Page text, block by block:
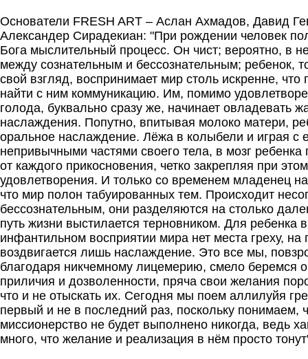
Основатели FRESH ART – Аслан Ахмадов, Давид
Александер Сирадекиан: "При рождении человек
Бога мыслительный процесс. Он чист; вероятно, в
между сознательным и бессознательным; ребенок,
свой взгляд, воспринимает мир столь искренне, что
найти с ним коммуникацию. Им, помимо
голода, буквально сразу же, начинает овладевать
наслаждения. Попутно, впитывая молоко матери,
оральное наслаждение. Лёжа в колыбели и играя с
непривычными частями своего тела, в мозг ребенка
от каждого прикосновения, четко закрепляя при
удовлетворения. И только со временем младенец
что мир полон табуированных тем. Происходит
бессознательным, они разделяются на столько
путь жизни выстилается терновником. Для ребенка
инфантильном восприятии мира нет места греху, на
воздвигается лишь наслаждение. Это все мы,
благодаря никчемному лицемерию, смело беремся
приличия и дозволенности, пряча свои желания
что и не отыскать их. Сегодня мы поем аллилуйя
первый и не в последний раз, поскольку понимаем,
миссионерство не будет выполнено никогда, ведь
много, что желание и реализация в нём просто